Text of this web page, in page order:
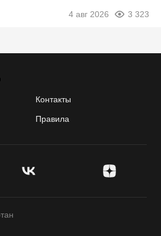
4 авг 2026 3 323
Контакты
Правила